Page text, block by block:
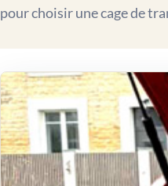
pour choisir une cage de